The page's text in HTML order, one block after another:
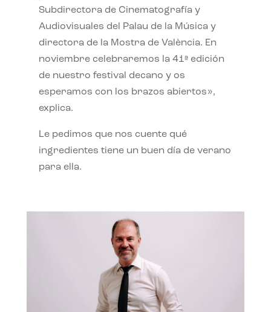
Subdirectora de Cinematografía y
Audiovisuales del Palau de la Música y
directora de la Mostra de València. En
noviembre celebraremos la 41ª edición
de nuestro festival decano y os
esperamos con los brazos abiertos»,
explica.
Le pedimos que nos cuente qué
ingredientes tiene un buen día de verano
para ella.